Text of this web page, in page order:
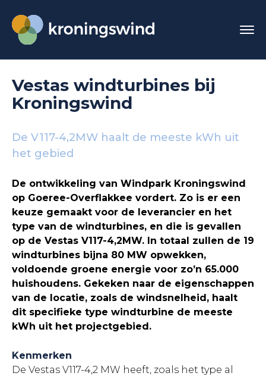
Vestas windturbines bij
Kroningswind
De V117-4,2MW haalt de meeste kWh uit
het gebied
De ontwikkeling van Windpark Kroningswind
op Goeree-Overflakkee vordert. Zo is er een
keuze gemaakt voor de leverancier en het
type van de windturbines, en die is gevallen
op de Vestas V117-4,2MW. In totaal zullen de 19
windturbines bijna 80 MW opwekken,
voldoende groene energie voor zo’n 65.000
huishoudens. Gekeken naar de eigenschappen
van de locatie, zoals de windsnelheid, haalt
dit specifieke type windturbine de meeste
kWh uit het projectgebied.
Kenmerken
De Vestas V117-4,2 MW heeft, zoals het type al